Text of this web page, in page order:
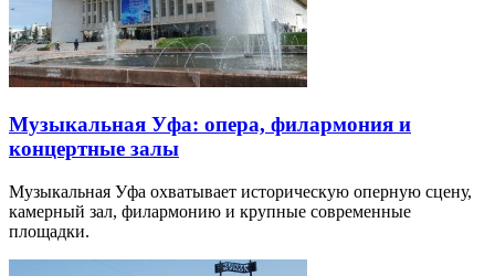
Музыкальная Уфа: опера, филармония и
концертные залы
Музыкальная Уфа охватывает историческую оперную сцену,
камерный зал, филармонию и крупные современные
площадки.